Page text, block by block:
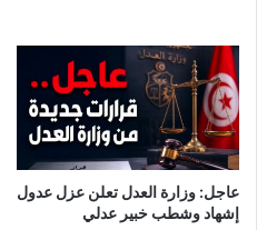
عاجل: وزارة العدل تعلن عزل عدول
إشهاد وشطب خبير عدلي